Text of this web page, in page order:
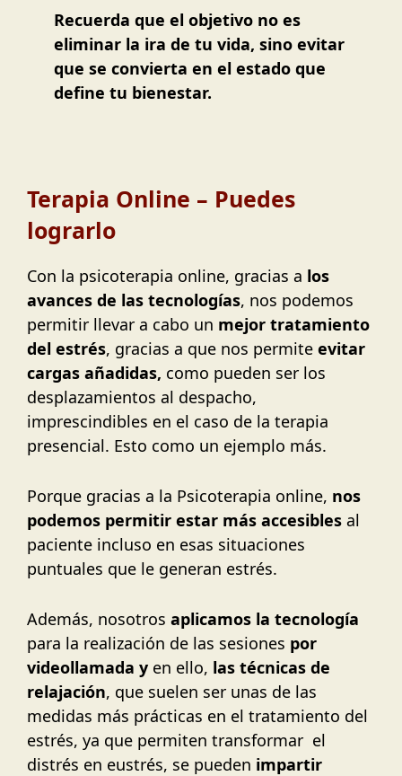
Recuerda que el objetivo no es
eliminar la ira de tu vida, sino evitar
que se convierta en el estado que
define tu bienestar.
Terapia Online – Puedes
lograrlo
Con la psicoterapia online, gracias a los
avances de las tecnologías, nos podemos
permitir llevar a cabo un mejor tratamiento
del estrés, gracias a que nos permite evitar
cargas añadidas, como pueden ser los
desplazamientos al despacho,
imprescindibles en el caso de la terapia
presencial. Esto como un ejemplo más.
Porque gracias a la Psicoterapia online, nos
podemos permitir estar más accesibles al
paciente incluso en esas situaciones
puntuales que le generan estrés.
Además, nosotros aplicamos la tecnología
para la realización de las sesiones por
videollamada y en ello, las técnicas de
relajación, que suelen ser unas de las
medidas más prácticas en el tratamiento del
estrés, ya que permiten transformar el
distrés en eustrés, se pueden impartir